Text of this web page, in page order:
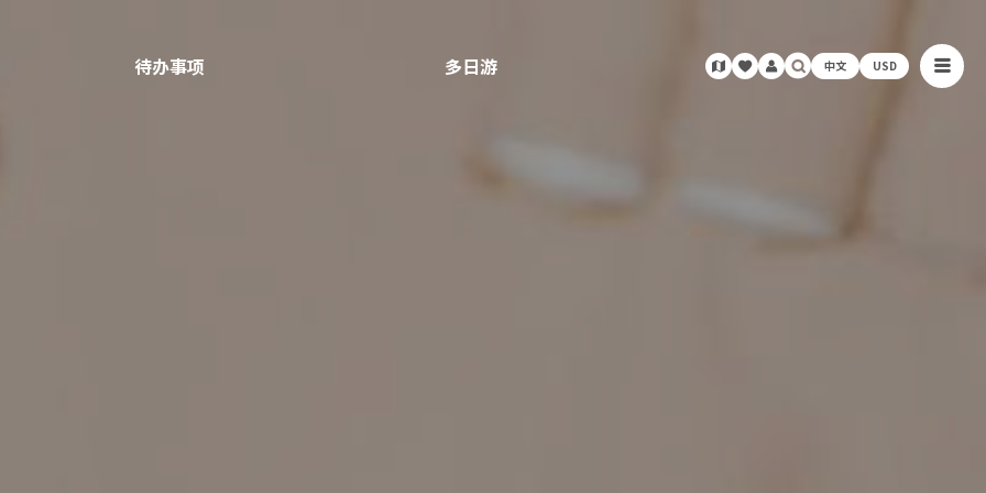
待办事项 多日游 中文 USD